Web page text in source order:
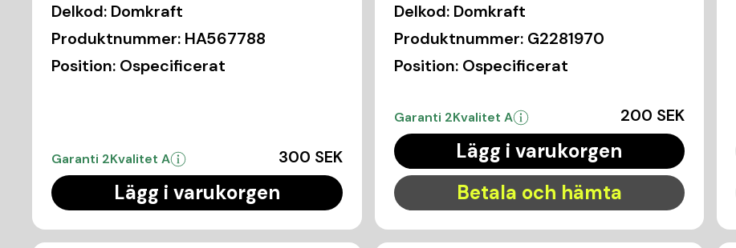
Delkod: Domkraft
Produktnummer: HA567788
Position: Ospecificerat
Garanti 2Kvalitet A 300 SEK
Lägg i varukorgen
Delkod: Domkraft
Produktnummer: G2281970
Position: Ospecificerat
Garanti 2Kvalitet A 200 SEK
Lägg i varukorgen
Betala och hämta